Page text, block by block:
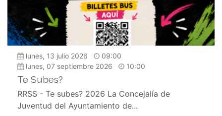
lunes, 13 julio 2026
09:00
lunes, 07 septiembre 2026
10:00
Te Subes?
RRSS - Te subes? 2026 La Concejalía de
Juventud del Ayuntamiento de...